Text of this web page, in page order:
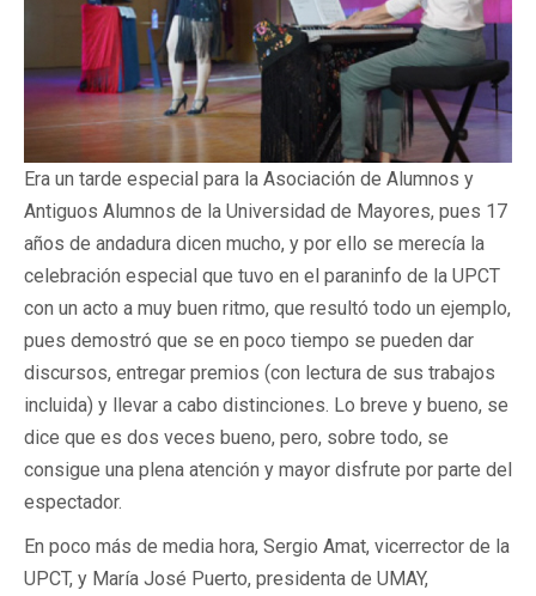
Era un tarde especial para la Asociación de Alumnos y
Antiguos Alumnos de la Universidad de Mayores, pues 17
años de andadura dicen mucho, y por ello se merecía la
celebración especial que tuvo en el paraninfo de la UPCT
con un acto a muy buen ritmo, que resultó todo un ejemplo,
pues demostró que se en poco tiempo se pueden dar
discursos, entregar premios (con lectura de sus trabajos
incluida) y llevar a cabo distinciones. Lo breve y bueno, se
dice que es dos veces bueno, pero, sobre todo, se
consigue una plena atención y mayor disfrute por parte del
espectador.
En poco más de media hora, Sergio Amat, vicerrector de la
UPCT, y María José Puerto, presidenta de UMAY,